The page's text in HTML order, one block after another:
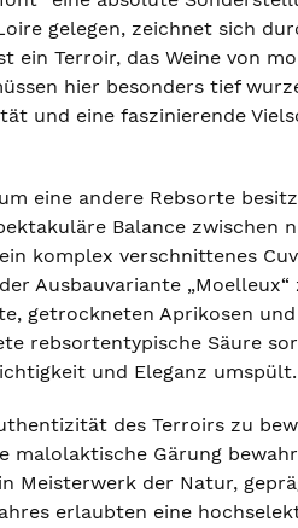
gelegen, zeichnet sich
ein Terroir, das Weine von
hier besonders tief
und eine faszinierende
eine andere Rebsorte
Balance zwischen
komplex verschnittenes
Ausbauvariante
getrockneten Aprikosen
rebsortentypische Säure
und Eleganz umspült.
des Terroirs zu
Gärung
Meisterwerk der Natur,
erlaubten eine